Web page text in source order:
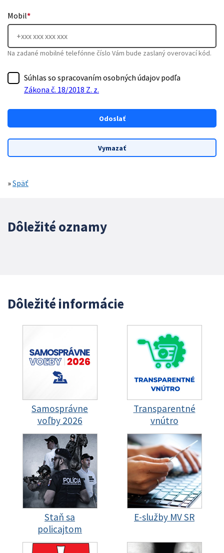
Mobil*
Na zadané mobilné telefónne číslo Vám bude zaslaný overovací kód.
Súhlas so spracovaním osobných údajov podľa
Zákona č. 18/2018 Z. z.
»Späť
Dôležité oznamy
Dôležité informácie
Samosprávne
voľby 2026
Transparentné
vnútro
Staň sa
policajtom
E-služby MV SR